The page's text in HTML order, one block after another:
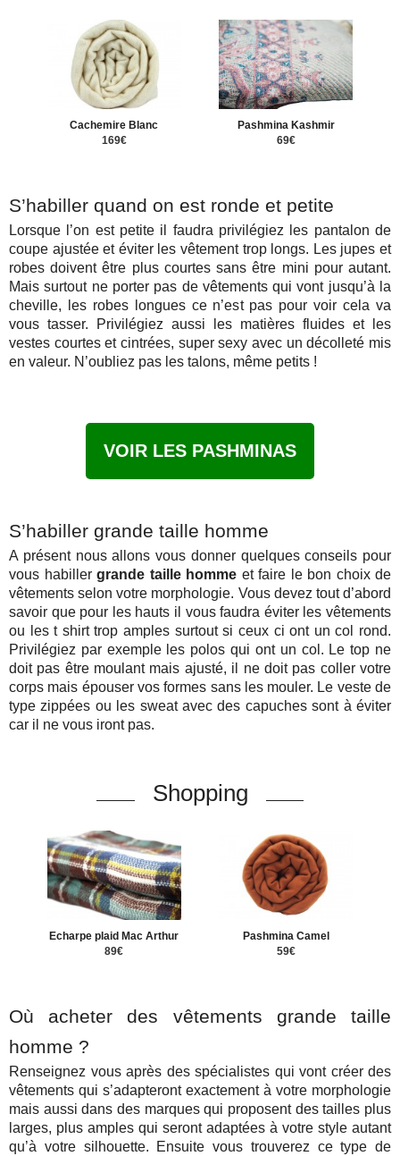
Cachemire Blanc
169€
Pashmina Kashmir
69€
S’habiller quand on est ronde et petite
Lorsque l’on est petite il faudra privilégiez les pantalon de
coupe ajustée et éviter les vêtement trop longs. Les jupes et
robes doivent être plus courtes sans être mini pour autant.
Mais surtout ne porter pas de vêtements qui vont jusqu’à la
cheville, les robes longues ce n’est pas pour voir cela va
vous tasser. Privilégiez aussi les matières fluides et les
vestes courtes et cintrées, super sexy avec un décolleté mis
en valeur. N’oubliez pas les talons, même petits !
VOIR LES PASHMINAS
S’habiller grande taille homme
A présent nous allons vous donner quelques conseils pour
vous habiller grande taille homme et faire le bon choix de
vêtements selon votre morphologie. Vous devez tout d’abord
savoir que pour les hauts il vous faudra éviter les vêtements
ou les t shirt trop amples surtout si ceux ci ont un col rond.
Privilégiez par exemple les polos qui ont un col. Le top ne
doit pas être moulant mais ajusté, il ne doit pas coller votre
corps mais épouser vos formes sans les mouler. Le veste de
type zippées ou les sweat avec des capuches sont à éviter
car il ne vous iront pas.
Shopping
Echarpe plaid Mac Arthur
89€
Pashmina Camel
59€
Où acheter des vêtements grande taille
homme ?
Renseignez vous après des spécialistes qui vont créer des
vêtements qui s’adapteront exactement à votre morphologie
mais aussi dans des marques qui proposent des tailles plus
larges, plus amples qui seront adaptées à votre style autant
qu’à votre silhouette. Ensuite vous trouverez ce type de